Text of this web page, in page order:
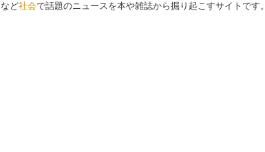
など社会で話題のニュースを本や雑誌から掘り起こすサイトです。